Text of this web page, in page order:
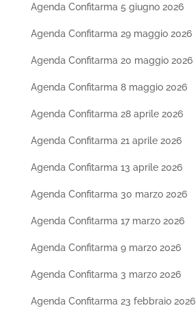
Agenda Confitarma 5 giugno 2026
Agenda Confitarma 29 maggio 2026
Agenda Confitarma 20 maggio 2026
Agenda Confitarma 8 maggio 2026
Agenda Confitarma 28 aprile 2026
Agenda Confitarma 21 aprile 2026
Agenda Confitarma 13 aprile 2026
Agenda Confitarma 30 marzo 2026
Agenda Confitarma 17 marzo 2026
Agenda Confitarma 9 marzo 2026
Agenda Confitarma 3 marzo 2026
Agenda Confitarma 23 febbraio 2026